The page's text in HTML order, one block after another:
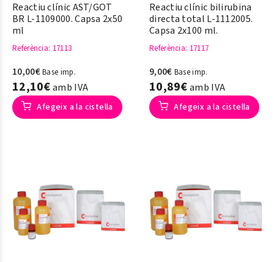
Reactiu clínic AST/GOT
BR L-1109000. Capsa 2x50
ml
Referència: 17113
10,00€Base imp.
12,10€amb IVA
Afegeix a la cistella
Reactiu clínic bilirubina
directa total L-1112005.
Capsa 2x100 ml.
Referència: 17117
9,00€ Base imp.
10,89€amb IVA
Afegeix a la cistella